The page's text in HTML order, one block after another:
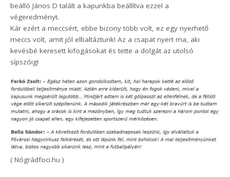
beálló János D talált a kapunkba beállítva ezzel a
végeredményt.
Kár ezért a meccsért, ebbe bizony több volt, ez egy nyerhető
meccs volt, amit jól elbaltáztunk! Az a csapat nyert ma, aki
kevésbé keresett kifogásokat és tette a dolgát az utolsó
sípszóig!
( Nógrádfoci.hu )